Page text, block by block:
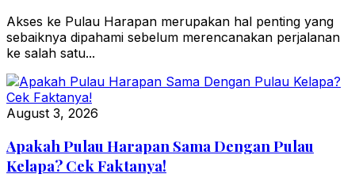
Akses ke Pulau Harapan merupakan hal penting yang
sebaiknya dipahami sebelum merencanakan perjalanan
ke salah satu...
August 3, 2026
Apakah Pulau Harapan Sama Dengan Pulau
Kelapa? Cek Faktanya!